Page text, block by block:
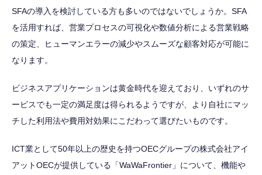
SFAの導入を検討している方も多いのではないでしょうか。SFA
を活用すれば、営業プロセスの可視化や数値分析による営業戦略
の策定、ヒューマンエラーの減少やスムーズな顧客対応が可能に
なります。
ビジネスアプリケーションは黄金時代を迎えており、いずれのサ
ービスでも一定の満足度は得られるようですが、より自社にマッ
チした利用法や費用対効果にこだわって選びたいものです。
ICT業として50年以上の歴史を持つOECグループの株式会社アイ
アットOECが提供している「WaWaFrontier」について、機能や